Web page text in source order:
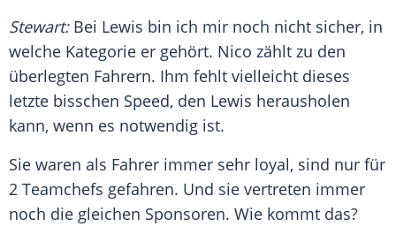
Stewart:Bei Lewis bin ich mir noch nicht sicher, in
welche Kategorie er gehört. Nico zählt zu den
überlegten Fahrern. Ihm fehlt vielleicht dieses
letzte bisschen Speed, den Lewis herausholen
kann, wenn es notwendig ist.
Sie waren als Fahrer immer sehr loyal, sind nur für
2 Teamchefs gefahren. Und sie vertreten immer
noch die gleichen Sponsoren. Wie kommt das?